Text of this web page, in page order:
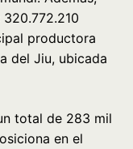
productora
del Jiu, ubicada
total de 283 mil
en el